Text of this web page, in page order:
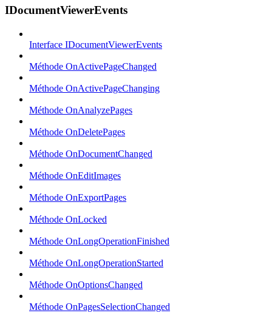
IDocumentViewerEvents
Interface IDocumentViewerEvents
Méthode OnActivePageChanged
Méthode OnActivePageChanging
Méthode OnAnalyzePages
Méthode OnDeletePages
Méthode OnDocumentChanged
Méthode OnEditImages
Méthode OnExportPages
Méthode OnLocked
Méthode OnLongOperationFinished
Méthode OnLongOperationStarted
Méthode OnOptionsChanged
Méthode OnPagesSelectionChanged